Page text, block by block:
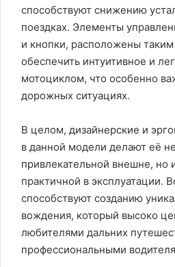
способствуют снижению
поездках. Элементы
и кнопки, расположены
обеспечить интуитивное и
мотоциклом, что особенно
дорожных ситуациях.
В целом, дизайнерские и
в данной модели делают её
привлекательной внешне, но
практичной в эксплуатации.
способствуют созданию
вождения, который высоко
любителями дальних
профессиональными